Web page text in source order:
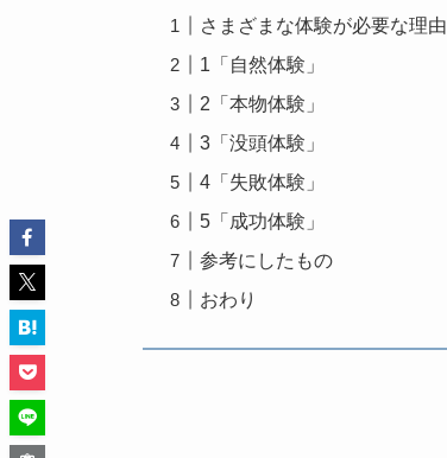
さまざまな体験が必要な理由
1「自然体験」
2「本物体験」
3「没頭体験」
4「失敗体験」
5「成功体験」
参考にしたもの
おわり